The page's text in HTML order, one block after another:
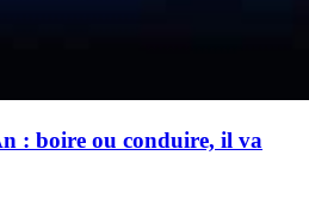
: boire ou conduire, il va